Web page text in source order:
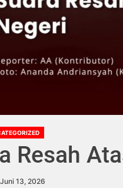
Resah
Juni 13, 2026